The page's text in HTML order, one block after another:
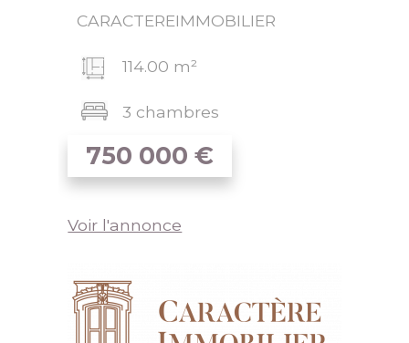
750 000 €
CARACTEREIMMOBILIER
114.00 m²
3 chambres
Voir l'annonce